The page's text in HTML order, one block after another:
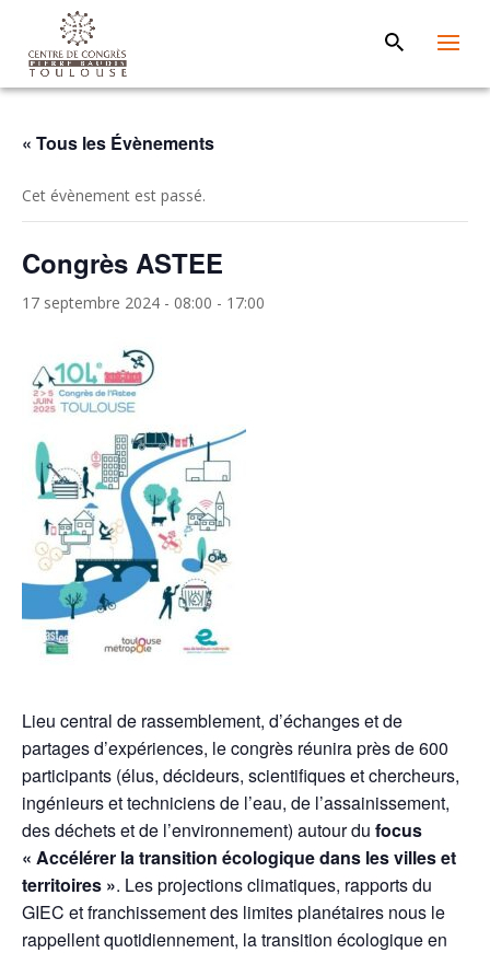
« Tous les Évènements
Cet évènement est passé.
Congrès ASTEE
17 septembre 2024 - 08:00 - 17:00
Lieu central de rassemblement, d’échanges et de
partages d’expériences, le congrès réunira près de 600
participants (élus, décideurs, scientifiques et chercheurs,
ingénieurs et techniciens de l’eau, de l’assainissement,
des déchets et de l’environnement) autour du focus
« Accélérer la transition écologique dans les villes et
territoires ». Les projections climatiques, rapports du
GIEC et franchissement des limites planétaires nous le
rappellent quotidiennement, la transition écologique en